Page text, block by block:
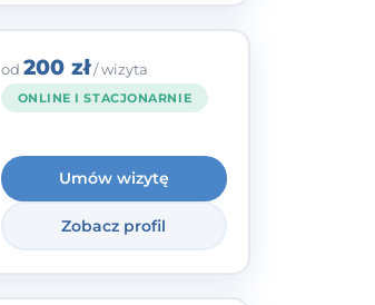
od 200 zł/ wizyta
ONLINE I STACJONARNIE
Umów wizytę
Zobacz profil